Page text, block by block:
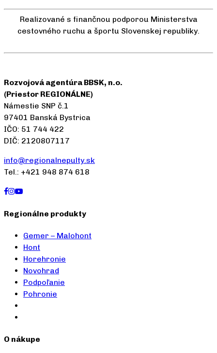
Realizované s finančnou podporou Ministerstva
cestovného ruchu a športu Slovenskej republiky.
Rozvojová agentúra BBSK, n.o.
(Priestor REGIONÁLNE)
Námestie SNP č.1
97401 Banská Bystrica
IČO: 51 744 422
DIČ: 2120807117
info@regionalnepulty.sk
Tel.: +421 948 874 618
Regionálne produkty
Gemer – Malohont
Hont
Horehronie
Novohrad
Podpoľanie
Pohronie
O nákupe